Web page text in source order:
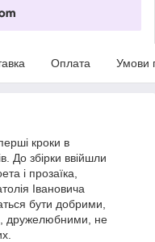
Оплата Умови
кроки в
До збірки ввійшли
і прозаїка,
Івановича
бути добрими,
дружелюбними, не